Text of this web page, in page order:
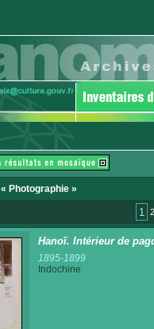
« Photographie »
1 2
Hanoï. Intérieur de
1895-1899
Indochine